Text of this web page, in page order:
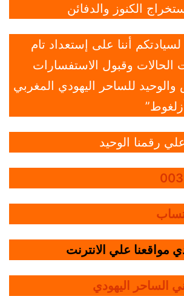
الكنوز والدفائن
أننا على إستعداد تام
وقبول الاستفسارات
للساحر اليهودي المغربي
رقمنا الوحيد
مواقعنا علي الانترنت
الساحر اليهودي